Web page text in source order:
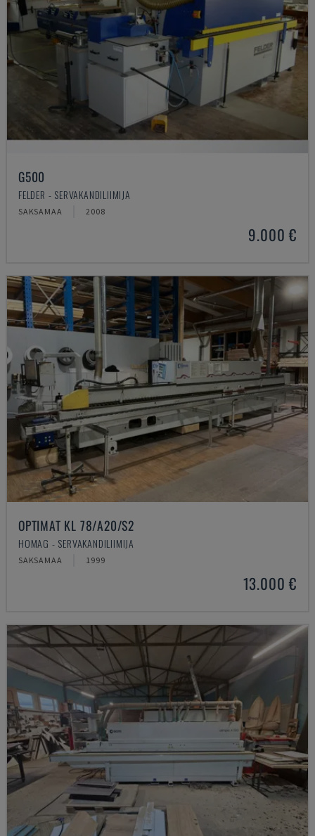
G500
FELDER - SERVAKANDILIIMIJA
SAKSAMAA 2008
9.000 €
OPTIMAT KL 78/A20/S2
HOMAG - SERVAKANDILIIMIJA
SAKSAMAA 1999
13.000 €